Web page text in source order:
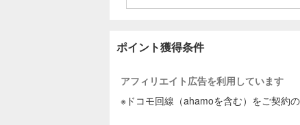
ポイント獲得条件
アフィリエイト広告を利用しています
※ドコモ回線（ahamoを含む）をご契約